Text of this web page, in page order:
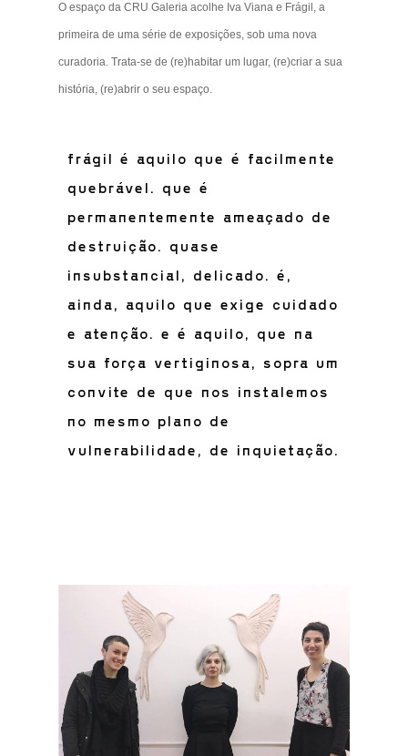
O espaço da CRU Galeria acolhe Iva Viana e Frágil, a
primeira de uma série de exposições, sob uma nova
curadoria. Trata-se de (re)habitar um lugar, (re)criar a sua
história, (re)abrir o seu espaço.
frágil é aquilo que é facilmente
quebrável. que é
permanentemente ameaçado de
destruição. quase
insubstancial, delicado. é,
ainda, aquilo que exige cuidado
e atenção. e é aquilo, que na
sua força vertiginosa, sopra um
convite de que nos instalemos
no mesmo plano de
vulnerabilidade, de inquietação.